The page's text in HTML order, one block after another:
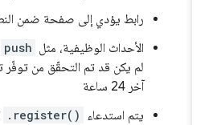
رابط يؤدي إلى صفحة ضمن النطاق
الأحداث الوظيفية، مثل push و
لم يكن قد تم التحقّق من توفّر
يتم استدعاء .register() فقط